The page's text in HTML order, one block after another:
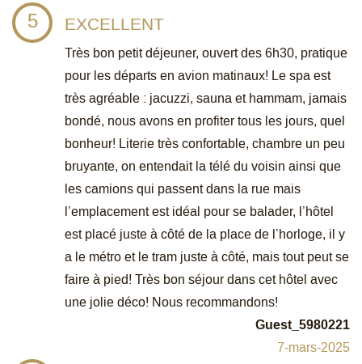
5 EXCELLENT
Très bon petit déjeuner, ouvert des 6h30, pratique
pour les départs en avion matinaux! Le spa est
très agréable : jacuzzi, sauna et hammam, jamais
bondé, nous avons en profiter tous les jours, quel
bonheur! Literie très confortable, chambre un peu
bruyante, on entendait la télé du voisin ainsi que
les camions qui passent dans la rue mais
l’emplacement est idéal pour se balader, l’hôtel
est placé juste à côté de la place de l’horloge, il y
a le métro et le tram juste à côté, mais tout peut se
faire à pied! Très bon séjour dans cet hôtel avec
une jolie déco! Nous recommandons!
Guest_5980221
7-mars-2025